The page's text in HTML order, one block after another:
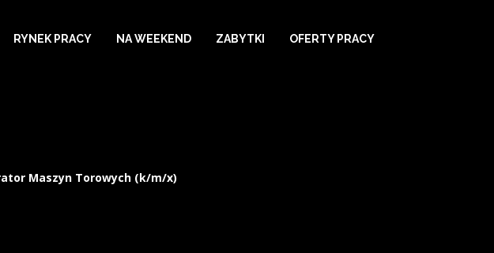
RYNEK PRACY NA WEEKEND ZABYTKI OFERTY PRACY
Maszyn Torowych (k/m/x)